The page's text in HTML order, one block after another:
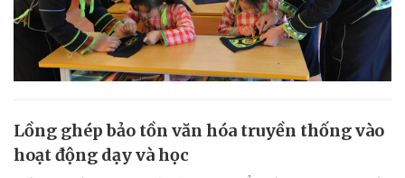
Lồng ghép bảo tồn văn hóa truyền thống vào
hoạt động dạy và học